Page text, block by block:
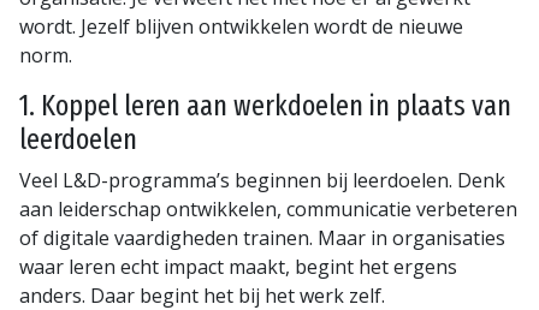
wordt. Jezelf blijven ontwikkelen wordt de nieuwe
norm.
1. Koppel leren aan werkdoelen in plaats van
leerdoelen
Veel L&D-programma’s beginnen bij leerdoelen. Denk
aan leiderschap ontwikkelen, communicatie verbeteren
of digitale vaardigheden trainen. Maar in organisaties
waar leren echt impact maakt, begint het ergens
anders. Daar begint het bij het werk zelf.